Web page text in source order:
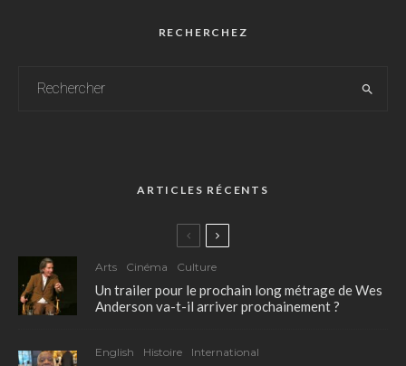
RECHERCHEZ
ARTICLES RÉCENTS
Arts Cinéma Culture
Un trailer pour le prochain long métrage de Wes
Anderson va-t-il arriver prochainement ?
English Histoire International